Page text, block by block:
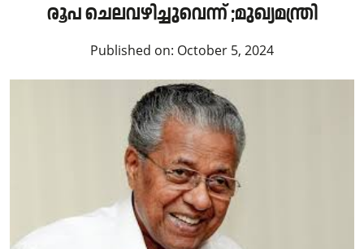
രൂപ ചെലവഴിച്ചുവെന്ന് ;മുഖ്യമന്ത്രി
Published on: October 5, 2024